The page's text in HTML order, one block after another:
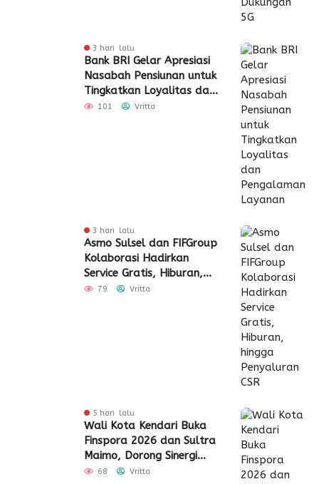
3 hari lalu
Bank BRI Gelar Apresiasi
Nasabah Pensiunan untuk
Tingkatkan Loyalitas dan
Pengalaman Layanan
101 Vritta
3 hari lalu
Asmo Sulsel dan FIFGroup
Kolaborasi Hadirkan
Service Gratis, Hiburan,
hingga Penyaluran CSR
79 Vritta
5 hari lalu
Wali Kota Kendari Buka
Finspora 2026 dan Sultra
Maimo, Dorong Sinergi
Industri Keuangan
68 Vritta